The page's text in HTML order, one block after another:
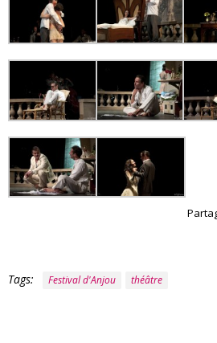
Tags: Festival d'Anjou théâtre